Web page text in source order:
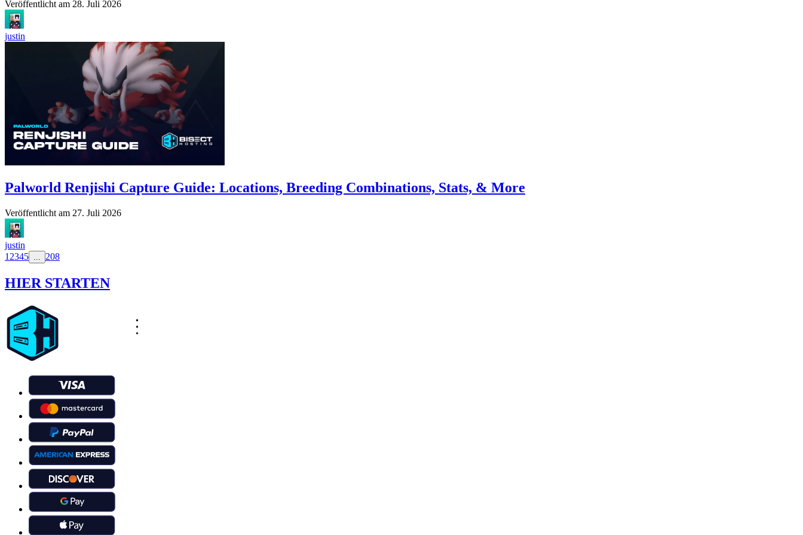
Veröffentlicht am 28. Juli 2026
justin
Palworld Renjishi Capture Guide: Locations, Breeding Combinations, Stats, & More
Veröffentlicht am 27. Juli 2026
justin
1 2345 208
HIER STARTEN